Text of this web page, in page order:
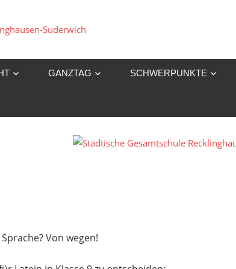
Gesamtschule
Suderwich
GANZTAG SCHWERPUNKTE
Von wegen!